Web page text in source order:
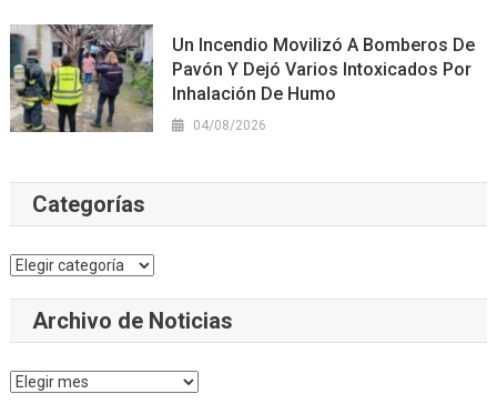
Un Incendio Movilizó A Bomberos De
Pavón Y Dejó Varios Intoxicados Por
Inhalación De Humo
04/08/2026
Categorías
Categorías
Archivo de Noticias
Archivo